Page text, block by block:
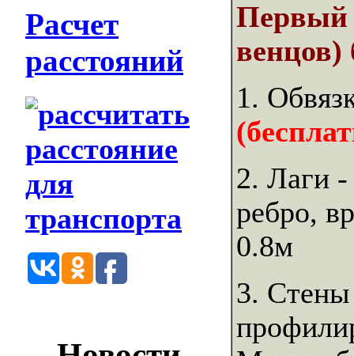
Расчет
расстояний
Первый
венцов)
1.
2. Лаги
ребро,
0.8м
3.